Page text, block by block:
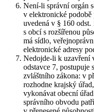
Není-li správní orgán
v elektronické podobě
uvedená v § 160 odst.
s obcí s rozšířenou
má sídlo,
elektronické adresy
Nedojde-li k uzavření
odstavce 7, postupuje
zvláštního zákona: v
rozhodne krajský
vykonávat obecní
správního obvodu